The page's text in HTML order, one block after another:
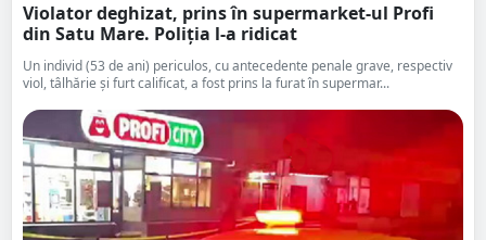
Violator deghizat, prins în supermarket-ul Profi
din Satu Mare. Poliția l-a ridicat
Un individ (53 de ani) periculos, cu antecedente penale grave, respectiv
viol, tâlhărie şi furt calificat, a fost prins la furat în supermar...